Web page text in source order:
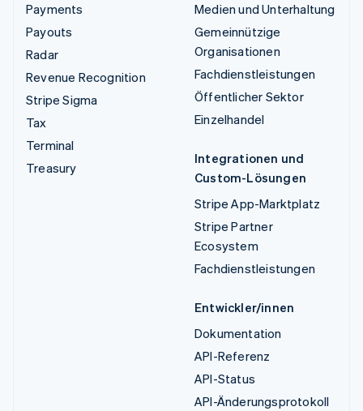
Payments
Payouts
Radar
Revenue Recognition
Stripe Sigma
Tax
Terminal
Treasury
Medien und Unterhaltung
Gemeinnützige
Organisationen
Fachdienstleistungen
Öffentlicher Sektor
Einzelhandel
Integrationen und
Custom-Lösungen
Stripe App-Marktplatz
Stripe Partner
Ecosystem
Fachdienstleistungen
Entwickler/innen
Dokumentation
API-Referenz
API-Status
API-Änderungsprotokoll